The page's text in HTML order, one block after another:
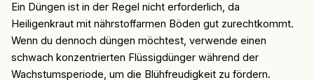
Ein Düngen ist in der Regel nicht erforderlich, da
Heiligenkraut mit nährstoffarmen Böden gut zurechtkommt.
Wenn du dennoch düngen möchtest, verwende einen
schwach konzentrierten Flüssigdünger während der
Wachstumsperiode, um die Blühfreudigkeit zu fördern.